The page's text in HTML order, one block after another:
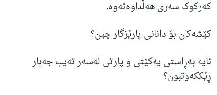
کەرکوک سەری هەڵداوەتەوە.
کێشەکان بۆ دانانی پارێزگار چین؟
ئایە بەڕاستی یەکێتی و پارتی لەسەر تەیب جەبار
ڕێککەوتبون؟